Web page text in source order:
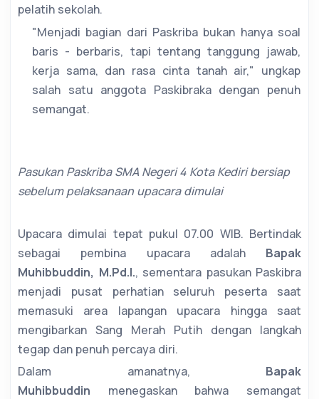
pelatih sekolah.
"Menjadi bagian dari Paskriba bukan hanya soal
baris - berbaris, tapi tentang tanggung jawab,
kerja sama, dan rasa cinta tanah air," ungkap
salah satu anggota Paskibraka dengan penuh
semangat.
Pasukan Paskriba SMA Negeri 4 Kota Kediri bersiap
sebelum pelaksanaan upacara dimulai
Upacara dimulai tepat pukul 07.00 WIB. Bertindak
sebagai pembina upacara adalah Bapak
Muhibbuddin, M.Pd.I., sementara pasukan Paskibra
menjadi pusat perhatian seluruh peserta saat
memasuki area lapangan upacara hingga saat
mengibarkan Sang Merah Putih dengan langkah
tegap dan penuh percaya diri.
Dalam amanatnya, Bapak
Muhibbuddin menegaskan bahwa semangat